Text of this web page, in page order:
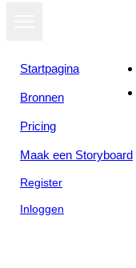
Startpagina
Bronnen
Pricing
Maak een Storyboard
Register
Inloggen